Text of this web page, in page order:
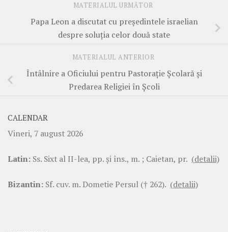
MATERIALUL URMĂTOR
Papa Leon a discutat cu președintele israelian
despre soluția celor două state
MATERIALUL ANTERIOR
Întâlnire a Oficiului pentru Pastorație Școlară și
Predarea Religiei în Școli
CALENDAR
Vineri, 7 august 2026
Latin: Ss. Sixt al II-lea, pp. şi îns., m. ; Caietan, pr. (detalii)
Bizantin: Sf. cuv. m. Dometie Persul († 262). (detalii)